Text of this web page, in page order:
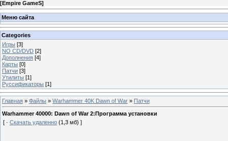
[Empire GameS]
Меню сайта
Categories
Игры [3]
NO CD/DVD [2]
Дополнения [4]
Карты [0]
Патчи [3]
Утилиты [1]
Руссификаторы [1]
Главная » Файлы » Warhammer 40K Dawn of War » Патчи
Warhammer 40000: Dawn of War 2:Программа установки
[ · Скачать удаленно (1,3 мб) ]